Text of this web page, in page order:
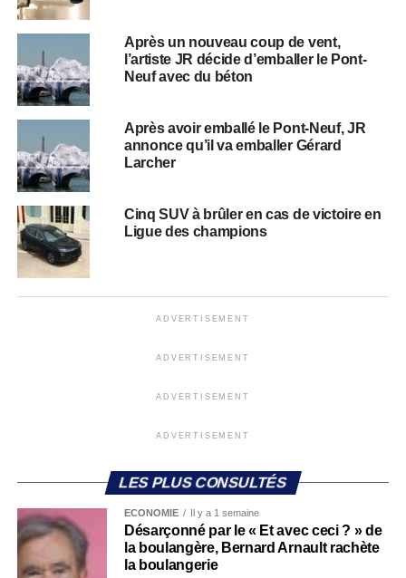
Après un nouveau coup de vent,
l’artiste JR décide d’emballer le Pont-
Neuf avec du béton
Après avoir emballé le Pont-Neuf, JR
annonce qu’il va emballer Gérard
Larcher
Cinq SUV à brûler en cas de victoire en
Ligue des champions
ADVERTISEMENT
ADVERTISEMENT
ADVERTISEMENT
ADVERTISEMENT
LES PLUS CONSULTÉS
ECONOMIE Il y a 1 semaine
Désarçonné par le « Et avec ceci ? » de
la boulangère, Bernard Arnault rachète
la boulangerie